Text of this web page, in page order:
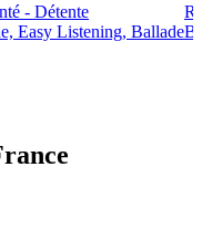
- Détente
Easy Listening, Ballade